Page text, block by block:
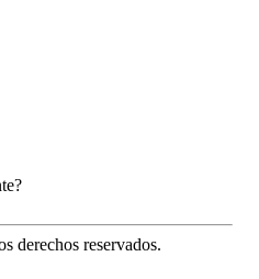
derechos reservados.